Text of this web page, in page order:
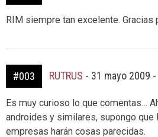
RIM siempre tan excelente. Gracias
#003 RUTRUS - 31 mayo 2009
Es muy curioso lo que comentas…
androides y similares, supongo
empresas harán cosas parecidas.